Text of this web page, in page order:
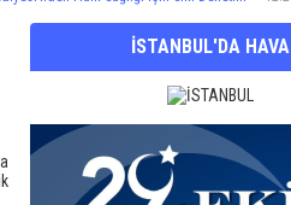
İSTANBUL'DA HAVA